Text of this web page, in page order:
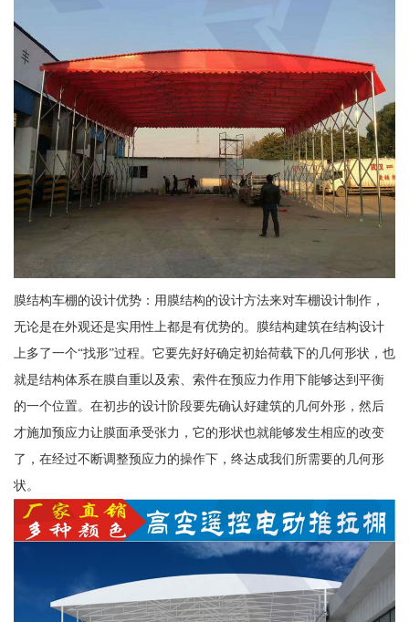
膜结构车棚的设计优势：用膜结构的设计方法来对车棚设计制作，
无论是在外观还是实用性上都是有优势的。膜结构建筑在结构设计
上多了一个“找形”过程。它要先好好确定初始荷载下的几何形状，也
就是结构体系在膜自重以及索、索件在预应力作用下能够达到平衡
的一个位置。在初步的设计阶段要先确认好建筑的几何外形，然后
才施加预应力让膜面承受张力，它的形状也就能够发生相应的改变
了，在经过不断调整预应力的操作下，终达成我们所需要的几何形
状。